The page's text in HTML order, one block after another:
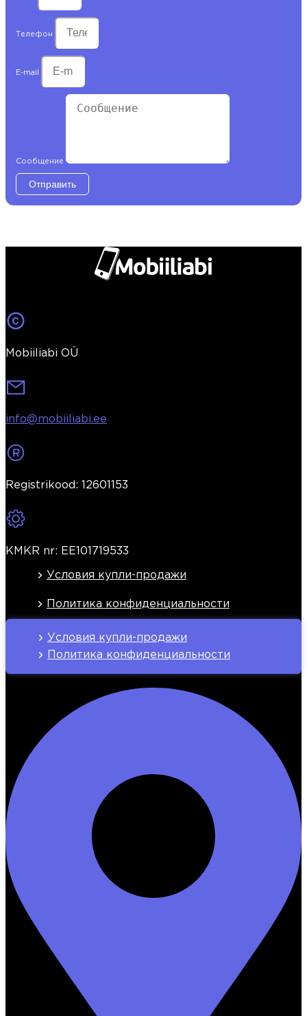
Телефон
E-mail
Сообщение
Отправить
Mobiiliabi OÜ
info@mobiiliabi.ee
Registrikood: 12601153
KMKR nr: EE101719533
Условия купли-продажи
Политика конфиденциальности
Условия купли-продажи
Политика конфиденциальности